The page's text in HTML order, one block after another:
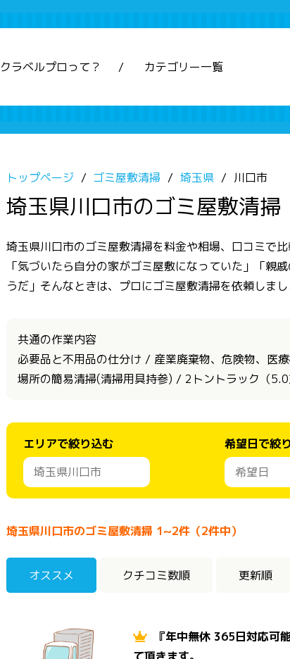
クラベルプロって？ カテゴリー一覧
トップページ ゴミ屋敷清掃 埼玉県 川口市
埼玉県川口市のゴミ屋敷清掃
埼玉県川口市のゴミ屋敷清掃を料金や相場、口コミで
「気づいたら自分の家がゴミ屋敷になっていた」「親
うだ」そんなときは、プロにゴミ屋敷清掃を依頼しまし
共通の作業内容
必要品と不用品の仕分け / 産業廃棄物、危険物、医
場所の簡易清掃(清掃用具持参) / 2トントラック（
エリアで絞り込む
希望日で絞
埼玉県川口市のゴミ屋敷清掃 1~2件（2件中）
オススメ クチコミ数順 更新順
『年中無休 365日対応可